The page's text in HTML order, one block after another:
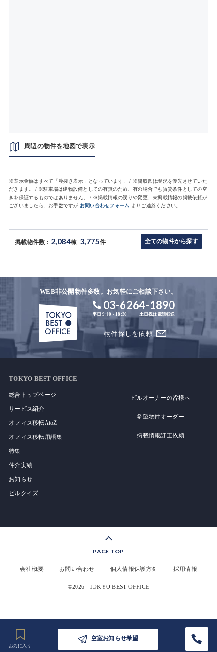
周辺の物件を地図で表示
※表示金額はすべて「税抜き表示」となっています。 / ※間取図は現況を優先させていた
だきます。 / ※駐車場は建物設備としての有無のため、有の場合でも賃貸条件としての空
きを保証するものではありません。 / ※掲載情報の誤りや変更、未掲載情報の掲載依頼が
ございましたら、お手数ですが お問い合わせフォーム よりご連絡ください。
掲載物件数： 2,084棟 3,775件 全ての物件から探す
空室お知らせ希望
WEB非公開物件多数。お気軽にご相談下さい。
03-6264-1890
平日 9:00 - 18:30 土日祝は電話転送
物件探しを依頼
TOKYO BEST OFFICE
総合トップページ
サービス紹介
オフィス移転AtoZ
オフィス移転用語集
特集
仲介実績
お知らせ
ビルクイズ
ビルオーナーの皆様へ
希望物件オーダー
掲載情報訂正依頼
PAGE TOP
会社概要 お問い合わせ 個人情報保護方針 採用情報
©2026 TOKYO BEST OFFICE